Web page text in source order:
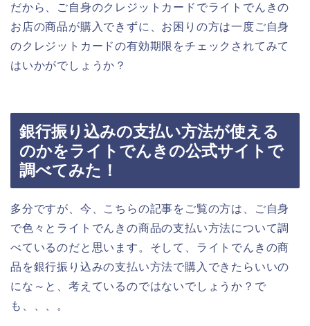
だから、ご自身のクレジットカードでライトでんきの
お店の商品が購入できずに、お困りの方は一度ご自身
のクレジットカードの有効期限をチェックされてみて
はいかがでしょうか？
銀行振り込みの支払い方法が使える
のかをライトでんきの公式サイトで
調べてみた！
多分ですが、今、こちらの記事をご覧の方は、ご自身
で色々とライトでんきの商品の支払い方法について調
べているのだと思います。そして、ライトでんきの商
品を銀行振り込みの支払い方法で購入できたらいいの
にな～と、考えているのではないでしょうか？で
も、、、。